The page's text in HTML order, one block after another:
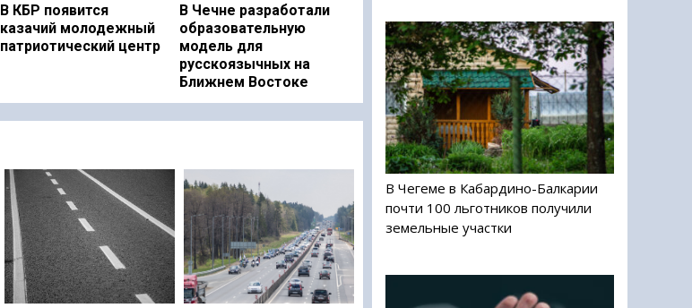
В КБР появится
казачий молодежный
патриотический центр
В Чечне разработали
образовательную
модель для
русскоязычных на
Ближнем Востоке
В Чегеме в Кабардино-Балкарии
почти 100 льготников получили
земельные участки